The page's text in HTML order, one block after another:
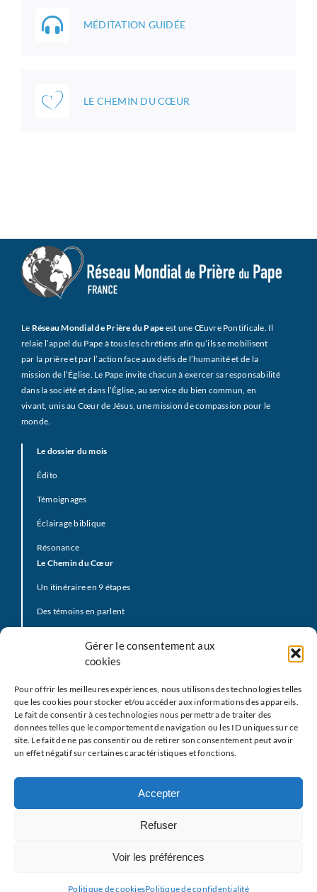
Gérer le consentement aux
cookies
Pour offrir les meilleures expériences, nous utilisons des technologies telles
que les cookies pour stocker et/ou accéder aux informations des appareils.
Le fait de consentir à ces technologies nous permettra de traiter des
données telles que le comportement de navigation ou les ID uniques sur ce
site. Le fait de ne pas consentir ou de retirer son consentement peut avoir
un effet négatif sur certaines caractéristiques et fonctions.
Accepter
Refuser
Voir les préférences
Politique de cookiesPolitique de confidentialité
MÉDITATION GUIDÉE
LE CHEMIN DU CŒUR
Le Réseau Mondial de Prière du Pape est une Œuvre Pontificale. Il
relaie l’appel du Pape à tous les chrétiens afin qu’ils se mobilisent
par la prière et par l’action face aux défis de l’humanité et de la
mission de l’Église. Le Pape invite chacun à exercer sa responsabilité
dans la société et dans l’Église, au service du bien commun, en
vivant, unis au Cœur de Jésus, une mission de compassion pour le
monde.
Le dossier du mois
Édito
Témoignages
Éclairage biblique
Résonance
Le Chemin du Cœur
Un itinéraire en 9 étapes
Des témoins en parlent
La Vidéo du Pape
Prier avec la Parole de Dieu
Prière Universelle